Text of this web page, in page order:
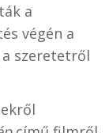
a
végén a
szeretetről